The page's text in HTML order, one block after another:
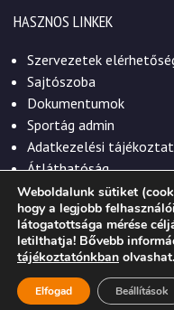
HASZNOS LINKEK
Szervezetek
Sajtószoba
Dokumentumok
Sportág admin
Adatkezelési
Átláthatóság
© 2026. Szekszárdi
Weboldalunk sütiket
hogy a legjobb
látogatottsága mérése
letilthatja! Bővebb
tájékoztatónkban olvashat.
Elfogad Beállítások